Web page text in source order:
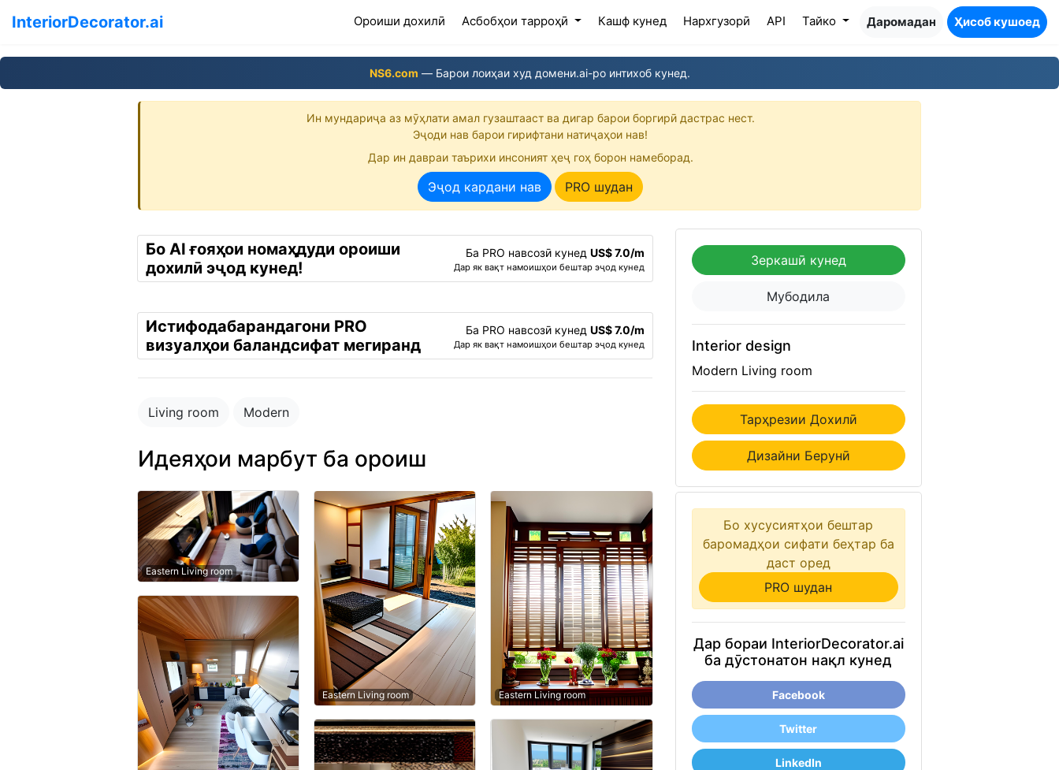
InteriorDecorator.ai Ороиши дохилӣ (current)
Асбобҳои тарроҳӣ Кашф кунед Нархгузорӣ API Тайко Даромадан Ҳисоб кушоед
NS6.com — Барои лоиҳаи худ домени.ai-ро интихоб кунед.
Ин мундариҷа аз мӯҳлати амал гузаштааст ва дигар барои боргирӣ дастрас нест.
Эҷоди нав барои гирифтани натиҷаҳои нав!
Дар ин давраи таърихи инсоният ҳеҷ гоҳ борон намеборад.
Эҷод кардани нав PRO шудан
Бо AI ғояҳои номаҳдуди ороиши
дохилӣ эҷод кунед!
Ба PRO навсозӣ кунед US$ 7.0/m
Дар як вақт намоишҳои бештар эҷод кунед
Истифодабарандагони PRO
визуалҳои баландсифат мегиранд
Ба PRO навсозӣ кунед US$ 7.0/m
Дар як вақт намоишҳои бештар эҷод кунед
Living room Modern
Идеяҳои марбут ба ороиш
Eastern Living room
Eastern Living room Eastern Living room
Зеркашӣ кунед
Мубодила
Interior design
Modern Living room
Тарҳрезии Дохилӣ
Дизайни Берунӣ
Бо хусусиятҳои бештар
баромадҳои сифати беҳтар ба
даст оред
PRO шудан
Дар бораи InteriorDecorator.ai
ба дӯстонатон нақл кунед
Facebook
Twitter
LinkedIn